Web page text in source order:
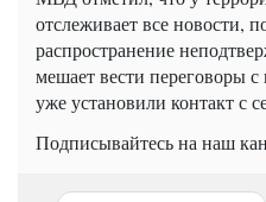
отслеживает все новости,
распространение
мешает вести переговоры
уже установили контакт с
Подписывайтесь на наш